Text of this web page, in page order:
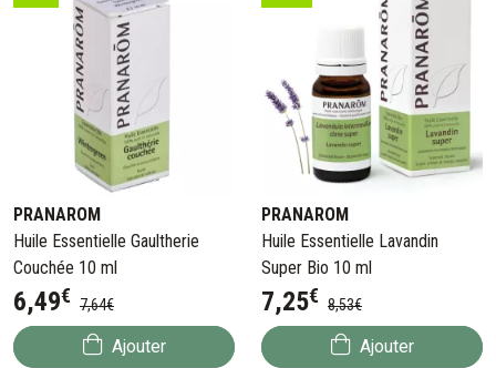
PRANAROM
Huile Essentielle Gaultherie
Couchée 10 ml
6,49€ 7,64€
Ajouter
PRANAROM
Huile Essentielle Lavandin
Super Bio 10 ml
7,25€ 8,53€
Ajouter